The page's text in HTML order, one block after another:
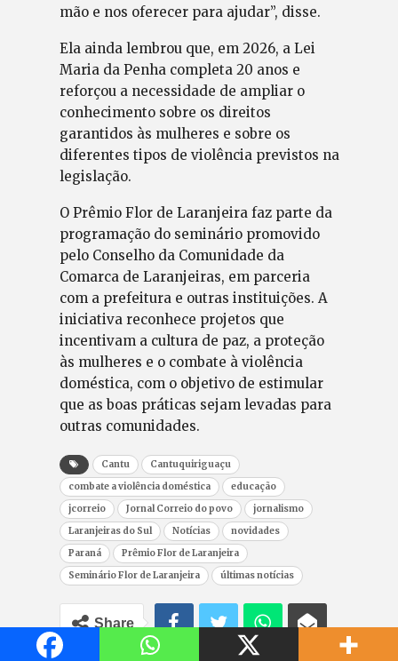
mão e nos oferecer para ajudar”, disse.
Ela ainda lembrou que, em 2026, a Lei
Maria da Penha completa 20 anos e
reforçou a necessidade de ampliar o
conhecimento sobre os direitos
garantidos às mulheres e sobre os
diferentes tipos de violência previstos na
legislação.
O Prêmio Flor de Laranjeira faz parte da
programação do seminário promovido
pelo Conselho da Comunidade da
Comarca de Laranjeiras, em parceria
com a prefeitura e outras instituições. A
iniciativa reconhece projetos que
incentivam a cultura de paz, a proteção
às mulheres e o combate à violência
doméstica, com o objetivo de estimular
que as boas práticas sejam levadas para
outras comunidades.
Cantu
Cantuquiriguaçu
combate a violência doméstica
educação
jcorreio
Jornal Correio do povo
jornalismo
Laranjeiras do Sul
Notícias
novidades
Paraná
Prêmio Flor de Laranjeira
Seminário Flor de Laranjeira
últimas notícias
Share